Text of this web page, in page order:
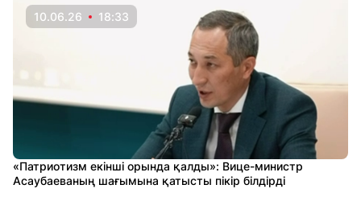
10.06.26 18:33
«Патриотизм екінші орында қалды»: Вице-министр
Асаубаеваның шағымына қатысты пікір білдірді